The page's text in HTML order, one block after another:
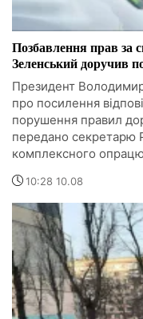
Позбавлення прав за
Зеленський доручив
Президент
про посилення
порушення правил
передано секретарю
комплексного
10:28 10.08